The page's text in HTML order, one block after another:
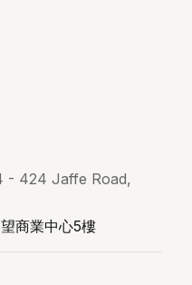
- 424 Jaffe Road,
商業中心5樓